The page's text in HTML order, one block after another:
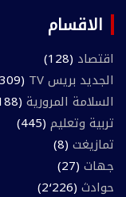
الاقسام
اقتصاد (128)
الجديد بريس TV
(309)
السلامة المرورية (188)
تربية وتعليم (445)
تمازيغت (8)
جهات (27)
حوادث (2٬226)